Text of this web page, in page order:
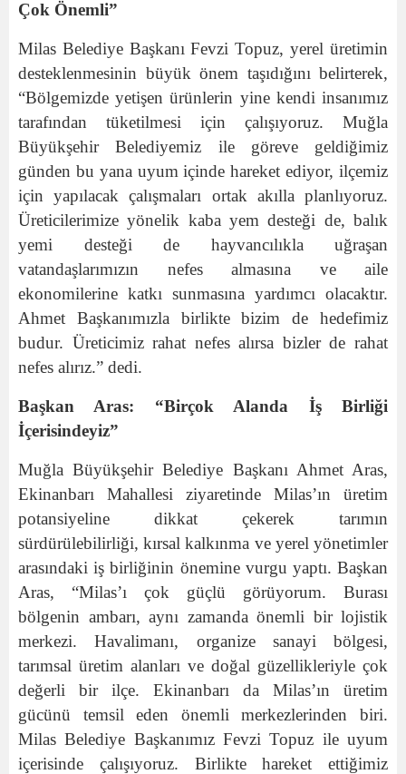
Çok Önemli”
Milas Belediye Başkanı Fevzi Topuz, yerel üretimin
desteklenmesinin büyük önem taşıdığını belirterek,
“Bölgemizde yetişen ürünlerin yine kendi insanımız
tarafından tüketilmesi için çalışıyoruz. Muğla
Büyükşehir Belediyemiz ile göreve geldiğimiz
günden bu yana uyum içinde hareket ediyor, ilçemiz
için yapılacak çalışmaları ortak akılla planlıyoruz.
Üreticilerimize yönelik kaba yem desteği de, balık
yemi desteği de hayvancılıkla uğraşan
vatandaşlarımızın nefes almasına ve aile
ekonomilerine katkı sunmasına yardımcı olacaktır.
Ahmet Başkanımızla birlikte bizim de hedefimiz
budur. Üreticimiz rahat nefes alırsa bizler de rahat
nefes alırız.” dedi.
Başkan Aras: “Birçok Alanda İş Birliği
İçerisindeyiz”
Muğla Büyükşehir Belediye Başkanı Ahmet Aras,
Ekinanbarı Mahallesi ziyaretinde Milas’ın üretim
potansiyeline dikkat çekerek tarımın
sürdürülebilirliği, kırsal kalkınma ve yerel yönetimler
arasındaki iş birliğinin önemine vurgu yaptı. Başkan
Aras, “Milas’ı çok güçlü görüyorum. Burası
bölgenin ambarı, aynı zamanda önemli bir lojistik
merkezi. Havalimanı, organize sanayi bölgesi,
tarımsal üretim alanları ve doğal güzellikleriyle çok
değerli bir ilçe. Ekinanbarı da Milas’ın üretim
gücünü temsil eden önemli merkezlerinden biri.
Milas Belediye Başkanımız Fevzi Topuz ile uyum
içerisinde çalışıyoruz. Birlikte hareket ettiğimiz